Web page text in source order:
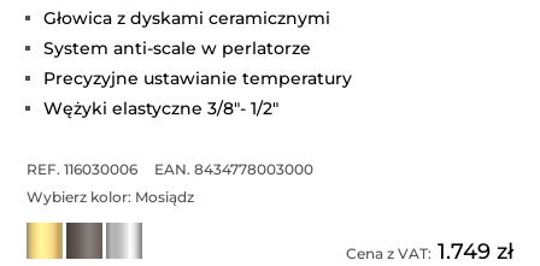
Głowica z dyskami ceramicznymi
System anti-scale w perlatorze
Precyzyjne ustawianie temperatury
Wężyki elastyczne 3/8"- 1/2"
REF. 116030006
EAN. 8434778003000
Wybierz kolor: Mosiądz
Cena z VAT: 1.749 zł